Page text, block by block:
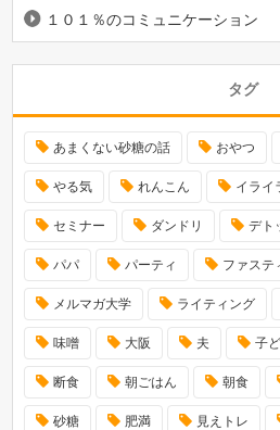
１０１％のコミュニケーション
タグ
あまくない砂糖の話 おやつ
やる気 れんこん イライ
セミナー ダンドリ デト
パパ パーティ ファステ
メルマガ大学 ライティング
味噌 大阪 夫 子
断食 朝ごはん 朝食
砂糖 肥満 見えトレ